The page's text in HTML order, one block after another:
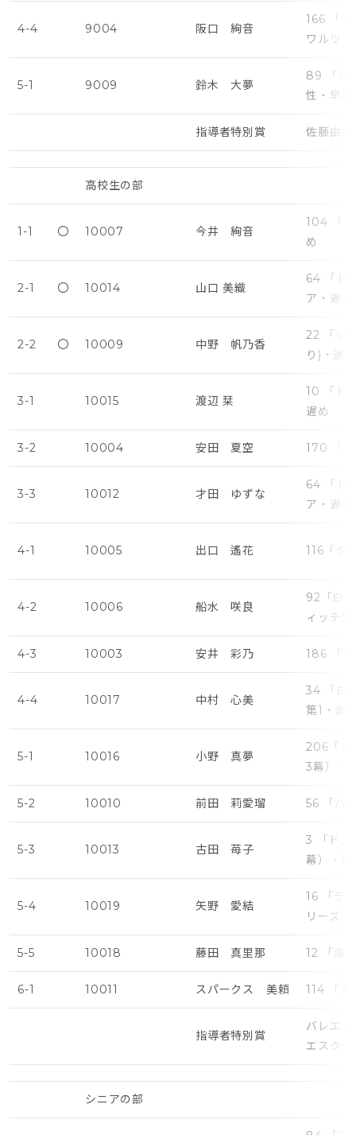
4-4 9004 阪口 絢音
166 「コ
ワルツ
5-1 9009 鈴木 大夢
89 「ジ
性・早め
指導者特別賞 佐藤由
高校生の部
1-1 〇 10007 今井 絢音
104 「
め
2-1 〇 10014 山口 美織
64 「ド
ア・遅め
2-2 〇 10009 中野 帆乃香
22 「ジ
り)・遅め
3-1 10015 渡辺 栞
10 「ド
遅め
3-2 10004 安田 夏空 170 「
3-3 10012 才田 ゆずな
64 「ド
ア・遅め
4-1 10005 出口 遙花 116「タ
4-2 10006 船水 咲良
92「白
ィッチ
4-3 10003 安井 彩乃 186 「
4-4 10017 中村 心美
34 「白
第1・遅
5-1 10016 小野 真夢
206「ド
3幕）・
5-2 10010 前田 莉愛瑠 56 「パ
5-3 10013 古田 苺子
3 「ドン
幕）・早
5-4 10019 矢野 愛結
16 「ラ
リーズ・
5-5 10018 藤田 真里那 12 「海
6-1 10011 スパークス 美頼 114 「海
指導者特別賞
バレエ
エスクー
シニアの部